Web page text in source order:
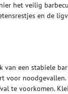
het veilig
en de
een stabiele
voor
te voorkomen.